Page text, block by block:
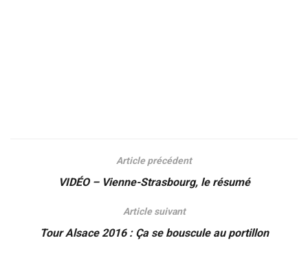
Article précédent
VIDÉO – Vienne-Strasbourg, le résumé
Article suivant
Tour Alsace 2016 : Ça se bouscule au portillon